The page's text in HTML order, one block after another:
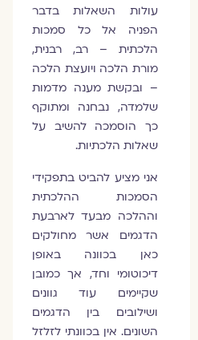
עולות השאלות בדבר
הפניה אל כל סמכות
הלכתית – רב, רבנית,
מורת הלכה ויועצת הלכה
– ובקשת מענה מדמות
שלמדה, נבחנה ומתוקף
כך הוסמכה להשיב על
שאלות הלכתיות.
אני מציע להביט בתפקידי
הסמכות ההלכתית
וההלכה מבעד לארבעת
הדגמים אשר מחולקים
כאן בכוונה באופן
דיכוטומי וחד, אך כמובן
שקיימים עוד גוונים
ושילובים בין הדגמים
השונים. אין בכוונתי לזלזל